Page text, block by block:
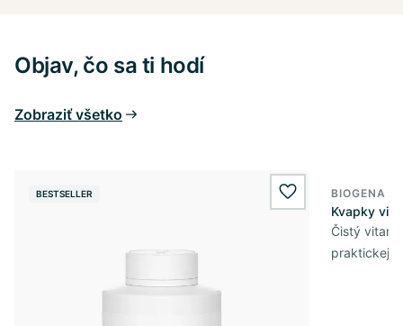
Objav, čo sa ti hodí
Zobraziť všetko
BESTSELLER wishlist.add
BIOGENA
Kvapky
Čistý
praktickej